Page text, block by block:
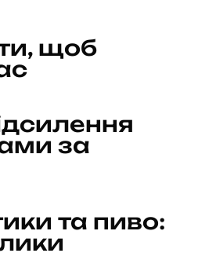
щоб
за
та пиво: